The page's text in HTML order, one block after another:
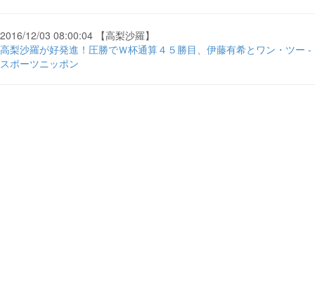
2016/12/03 08:00:04 【高梨沙羅】
高梨沙羅が好発進！圧勝でＷ杯通算４５勝目、伊藤有希とワン・ツー -
スポーツニッポン